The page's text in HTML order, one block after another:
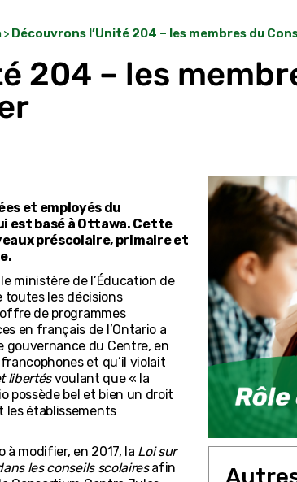
Découvrons l’Unité 204 – les membres du
204 – les
et employés du
est basé à Ottawa. Cette
préscolaire, primaire et
ministère de l’Éducation de
toutes les décisions
de programmes
en français de l’Ontario a
gouvernance du Centre, en
et qu’il violait
libertésvoulant que « la
possède bel et bien un droit
les établissements
à modifier, en 2017, la Loi sur
les conseils scolairesafin